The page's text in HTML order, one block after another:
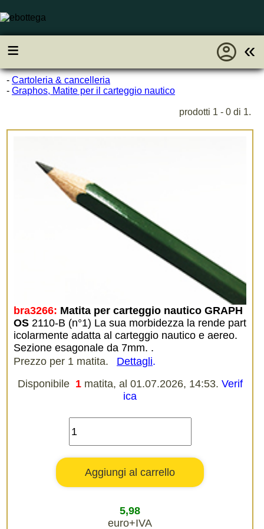
≡ «
account_circle
- Cartoleria & cancelleria
- Graphos, Matite per il carteggio nautico
prodotti 1 - 0 di 1.
bra3266: Matita per carteggio nautico GRAPH
OS 2110-B (n°1) La sua morbidezza la rende part
icolarmente adatta al carteggio nautico e aereo.
Sezione esagonale da 7mm. .
Prezzo per 1 matita.
Dettagli.
Disponibile 1 matita, al 01.07.2026, 14:53. Verif
ica
5,98
euro+IVA